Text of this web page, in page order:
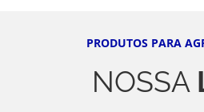
PRODUTOS PARA
NOSSA